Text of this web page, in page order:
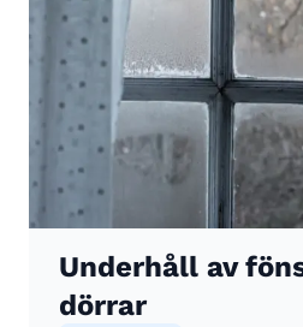
Underhåll av
dörrar